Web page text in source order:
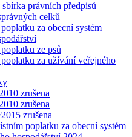
právních předpisů
celků
za obecní systém
ze psů
za užívání veřejného
zrušena
zrušena
zrušena
poplatku za obecní systém